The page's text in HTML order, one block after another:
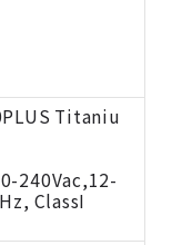
Titaniu
240Vac,12-
ClassI